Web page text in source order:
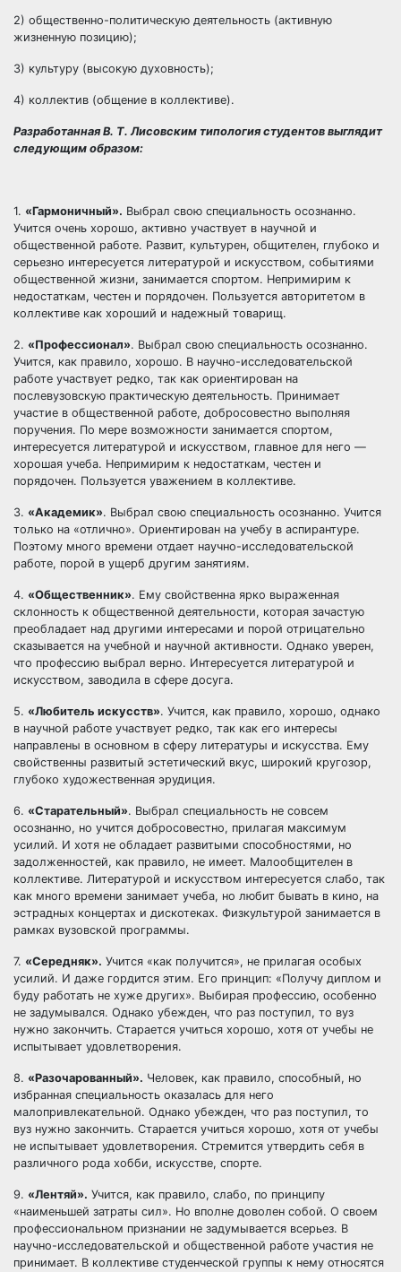
2) общественно-политическую деятельность (активную
жизненную позицию);
3) культуру (высокую духовность);
4) коллектив (общение в коллективе).
Разработанная В. Т. Лисовским типология студентов выглядит
следующим образом:
1. «Гармоничный». Выбрал свою специальность осознанно.
Учится очень хорошо, активно участвует в научной и
общественной работе. Развит, культурен, общителен, глубоко и
серьезно интересуется литературой и искусством, событиями
общественной жизни, занимается спортом. Непримирим к
недостаткам, честен и порядочен. Пользуется авторитетом в
коллективе как хороший и надежный товарищ.
2. «Профессионал». Выбрал свою специальность осознанно.
Учится, как правило, хорошо. В научно-исследовательской
работе участвует редко, так как ориентирован на
послевузовскую практическую деятельность. Принимает
участие в общественной работе, добросовестно выполняя
поручения. По мере возможности занимается спортом,
интересуется литературой и искусством, главное для него —
хорошая учеба. Непримирим к недостаткам, честен и
порядочен. Пользуется уважением в коллективе.
3. «Академик». Выбрал свою специальность осознанно. Учится
только на «отлично». Ориентирован на учебу в аспирантуре.
Поэтому много времени отдает научно-исследовательской
работе, порой в ущерб другим занятиям.
4. «Общественник». Ему свойственна ярко выраженная
склонность к общественной деятельности, которая зачастую
преобладает над другими интересами и порой отрицательно
сказывается на учебной и научной активности. Однако уверен,
что профессию выбрал верно. Интересуется литературой и
искусством, заводила в сфере досуга.
5. «Любитель искусств». Учится, как правило, хорошо, однако
в научной работе участвует редко, так как его интересы
направлены в основном в сферу литературы и искусства. Ему
свойственны развитый эстетический вкус, широкий кругозор,
глубоко художественная эрудиция.
6. «Старательный». Выбрал специальность не совсем
осознанно, но учится добросовестно, прилагая максимум
усилий. И хотя не обладает развитыми способностями, но
задолженностей, как правило, не имеет. Малообщителен в
коллективе. Литературой и искусством интересуется слабо, так
как много времени занимает учеба, но любит бывать в кино, на
эстрадных концертах и дискотеках. Физкультурой занимается в
рамках вузовской программы.
7. «Середняк». Учится «как получится», не прилагая особых
усилий. И даже гордится этим. Его принцип: «Получу диплом и
буду работать не хуже других». Выбирая профессию, особенно
не задумывался. Однако убежден, что раз поступил, то вуз
нужно закончить. Старается учиться хорошо, хотя от учебы не
испытывает удовлетворения.
8. «Разочарованный». Человек, как правило, способный, но
избранная специальность оказалась для него
малопривлекательной. Однако убежден, что раз поступил, то
вуз нужно закончить. Старается учиться хорошо, хотя от учебы
не испытывает удовлетворения. Стремится утвердить себя в
различного рода хобби, искусстве, спорте.
9. «Лентяй». Учится, как правило, слабо, по принципу
«наименьшей затраты сил». Но вполне доволен собой. О своем
профессиональном признании не задумывается всерьез. В
научно-исследовательской и общественной работе участия не
принимает. В коллективе студенческой группы к нему относятся